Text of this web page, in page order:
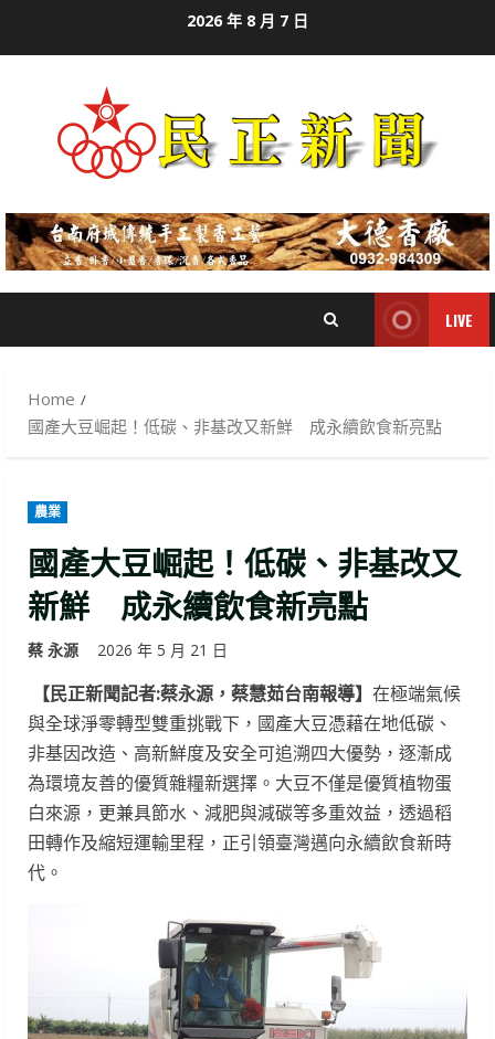
2026 年 8 月 7 日
LIVE
Home
國產大豆崛起！低碳、非基改又新鮮 成永續飲食新亮點
農業
國產大豆崛起！低碳、非基改又
新鮮 成永續飲食新亮點
蔡 永源 2026 年 5 月 21 日
【民正新聞記者:蔡永源，蔡慧茹台南報導】 在極端氣候
與全球淨零轉型雙重挑戰下，國產大豆憑藉在地低碳、
非基因改造、高新鮮度及安全可追溯四大優勢，逐漸成
為環境友善的優質雜糧新選擇。大豆不僅是優質植物蛋
白來源，更兼具節水、減肥與減碳等多重效益，透過稻
田轉作及縮短運輸里程，正引領臺灣邁向永續飲食新時
代。